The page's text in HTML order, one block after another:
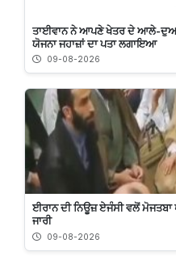
ਤਾਈਵਾਨ ਨੇ ਆਪਣੇ ਖੇਤਰ ਦੇ ਆਲੇ-
ਯੋਜਨਾ ਜਹਾਜ਼ਾਂ ਦਾ ਪਤਾ ਲਗਾਇਆ
09-08-2026
ਈਰਾਨ ਦੀ ਨਿਊਜ਼ ਏਜੰਸੀ ਵਲੋਂ ਮੋਜਤਬਾ
ਜਾਰੀ
09-08-2026